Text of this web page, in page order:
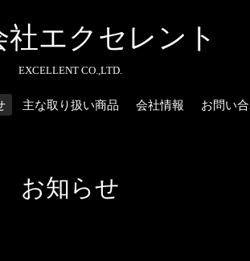
社エクセレント
EXCELLENT CO.,LTD.
主な取り扱い商品 会社情報 お問い
お知らせ